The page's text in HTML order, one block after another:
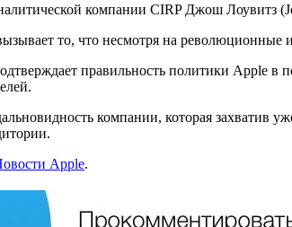
компании CIRP Джош
то, что несмотря на революционные
правильность политики Apple в
компании, которая
Apple.